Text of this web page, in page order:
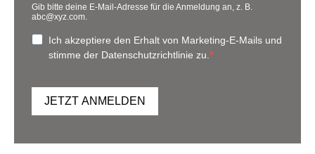
Gib bitte deine E-Mail-Adresse für die Anmeldung an, z. B.
abc@xyz.com.
Ich akzeptiere den Erhalt von Marketing-E-Mails und
stimme der Datenschutzrichtlinie zu.
JETZT ANMELDEN